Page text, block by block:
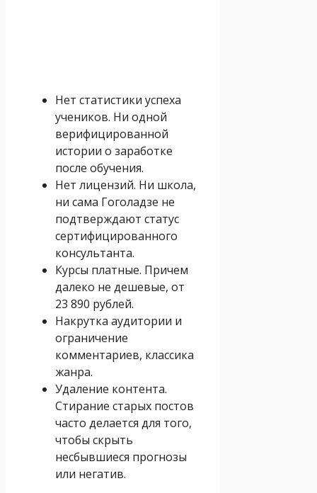
Нет статистики успеха
учеников. Ни одной
верифицированной
истории о заработке
после обучения.
Нет лицензий. Ни школа,
ни сама Гоголадзе не
подтверждают статус
сертифицированного
консультанта.
Курсы платные. Причем
далеко не дешевые, от
23 890 рублей.
Накрутка аудитории и
ограничение
комментариев, классика
жанра.
Удаление контента.
Стирание старых постов
часто делается для того,
чтобы скрыть
несбывшиеся прогнозы
или негатив.